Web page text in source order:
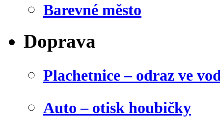
Barevné město
Doprava
Plachetnice – odraz ve
Auto – otisk houbičky